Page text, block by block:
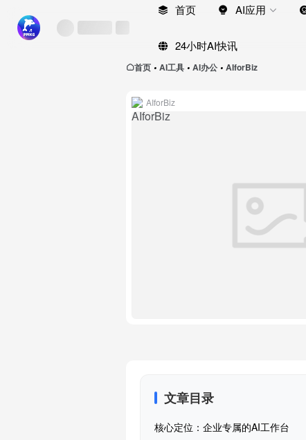
首页 AI应用
24小时AI快讯
首页 • AI工具 • AI办公 • AIforBiz
AIforBiz
文章目录
核心定位：企业专属的AI工作台